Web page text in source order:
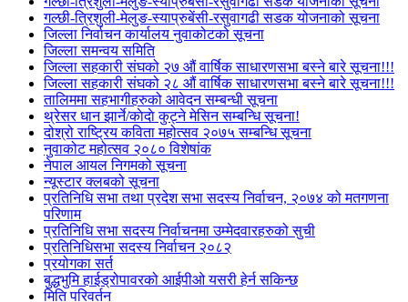
गल्छी-त्रिशुली-मेलुङ-स्याप्रुबेंसी-रसुवागढी सडक योजनाको सूचना
जिल्ला निर्वाचन कार्यालय नुवाकोटको सूचना
जिल्ला समन्वय समिति
जिल्ला सहकारी संघको २७ औं वार्षिक साधारणसभा बस्ने बारे सूचना!!!
जिल्ला सहकारी संघको २८ औं वार्षिक साधारणसभा बस्ने बारे सूचना!!!
तालिममा सहभागीहरुको आवेदन सम्बन्धी सूचना
थ्रेसर धान झार्ने/काेदाे कुट्ने मेसिन सम्बन्धि सूचना!
दोश्रो राष्ट्रिय कविता महोत्सव २०७५ सम्बन्धि सूचना
नुवाकोट महोत्सव २०८० विशेषांक
नेपाल आयल निगमको सूचना
न्यूस्टार क्लबको सूचना
प्रतिनिधि सभा तथा प्रदेश सभा सदस्य निर्वाचन, २०७४ को मतगणना
परिणाम
प्रतिनिधि सभा सदस्य निर्वाचनमा उम्मेदवारहरुको सुची
प्रतिनिधिसभा सदस्य निर्वाचन २०८२
प्रयोगका सर्त
बुद्धभुमि हाईड्रोपावरको आईपीओ यसरी हेर्न सकिन्छ
मिति परिवर्तन